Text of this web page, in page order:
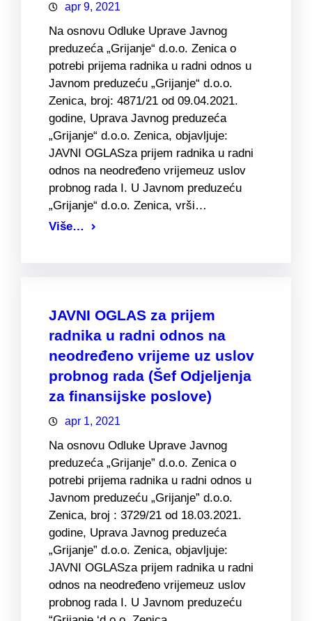
apr 9, 2021
Na osnovu Odluke Uprave Javnog
preduzeća „Grijanje“ d.o.o. Zenica o
potrebi prijema radnika u radni odnos u
Javnom preduzeću „Grijanje“ d.o.o.
Zenica, broj: 4871/21 od 09.04.2021.
godine, Uprava Javnog preduzeća
„Grijanje“ d.o.o. Zenica, objavljuje:
JAVNI OGLASza prijem radnika u radni
odnos na neodređeno vrijemeuz uslov
probnog rada I. U Javnom preduzeću
„Grijanje“ d.o.o. Zenica, vrši…
Više…
JAVNI OGLAS za prijem
radnika u radni odnos na
neodređeno vrijeme uz uslov
probnog rada (Šef Odjeljenja
za finansijske poslove)
apr 1, 2021
Na osnovu Odluke Uprave Javnog
preduzeća „Grijanje” d.o.o. Zenica o
potrebi prijema radnika u radni odnos u
Javnom preduzeću „Grijanje” d.o.o.
Zenica, broj : 3729/21 od 18.03.2021.
godine, Uprava Javnog preduzeća
„Grijanje” d.o.o. Zenica, objavljuje:
JAVNI OGLASza prijem radnika u radni
odnos na neodređeno vrijemeuz uslov
probnog rada I. U Javnom preduzeću